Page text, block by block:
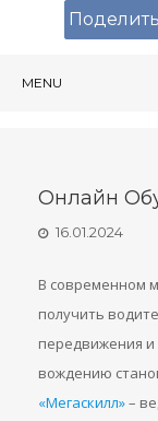
MENU
Онлайн
16.01.2024
В современном
получить
передвижения и
вождению
«Мегаскилл»–